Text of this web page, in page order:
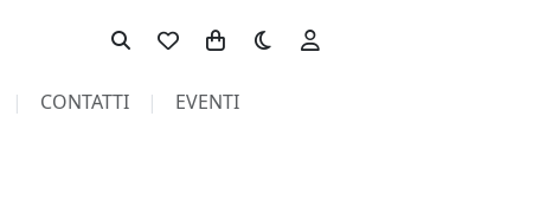
Toggle theme
CONTATTI EVENTI